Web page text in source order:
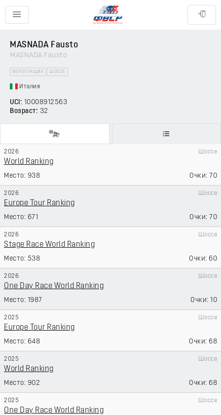
MASNADA Fausto
MASNADA Fausto
ВЕЛОГОНЩИК ШОССЕ
Италия
UCI: 10008912563
Возраст: 32
2026 Шоссе
World Ranking
938 70
2026 Шоссе
Europe Tour Ranking
671 70
2026 Шоссе
Stage Race World Ranking
538 60
2026 Шоссе
One Day Race World Ranking
1987 10
2025 Шоссе
Europe Tour Ranking
648 68
2025 Шоссе
World Ranking
902 68
2025 Шоссе
One Day Race World Ranking